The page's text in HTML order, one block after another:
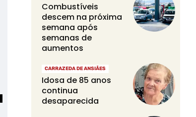
Combustíveis
descem na próxima
semana após
semanas de
aumentos
CARRAZEDA DE ANSIÃES
Idosa de 85 anos
continua
desaparecida